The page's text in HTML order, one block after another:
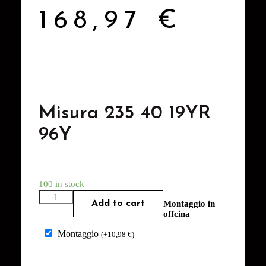
168,97 €
Misura 235 40 19YR
96Y
100 in stock
Add to cart
Montaggio in
offcina
Montaggio (+10,98 €)